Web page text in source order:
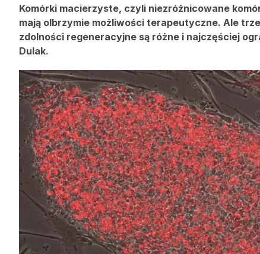
Komórki macierzyste, czyli niezróżnicowane
mają olbrzymie możliwości terapeutyczne. Ale
zdolności regeneracyjne są różne i najczęściej
Dulak.